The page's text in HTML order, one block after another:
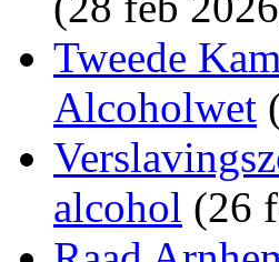
Tweede
Alcoholwet
alcohol (26